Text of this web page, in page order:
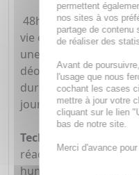
48h de fraicheur
vie et d'une sélection
une technologie anti-
déodorant
durable de fraîcheur
journée
Technologie fraicheur
réactivée par la
humidité pour une
permettent
nos sites à vos
partage de contenu
de réaliser des
Avant de
l'usage que nous
cochant les cases
mettre à jour votre
cliquant sur le lien
bas de notre site.
Merci d'avance